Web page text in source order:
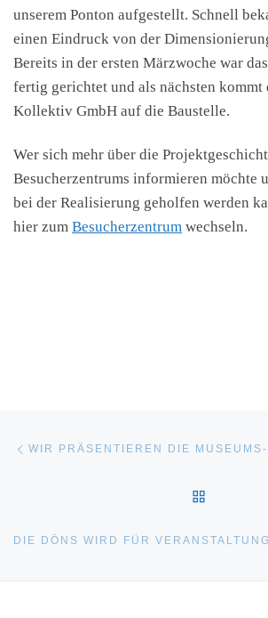
unserem Ponton aufgestellt. Schnell
einen Eindruck von der
Bereits in der ersten Märzwoche war
fertig gerichtet und als nächsten kommt
Kollektiv GmbH auf die Baustelle.
Wer sich mehr über die
Besucherzentrums informieren möchte
bei der Realisierung geholfen werden
hier zum Besucherzentrum wechseln.